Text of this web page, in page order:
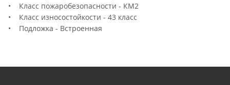
• Класс пожаробезопасности - КМ2
• Класс износостойкости - 43 класс
• Подложка - Встроенная